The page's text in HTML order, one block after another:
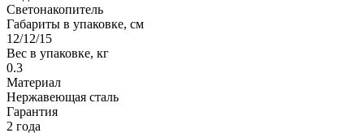
Светонакопитель
Габариты в упаковке, см
12/12/15
Вес в упаковке, кг
0.3
Материал
Нержавеющая сталь
Гарантия
2 года